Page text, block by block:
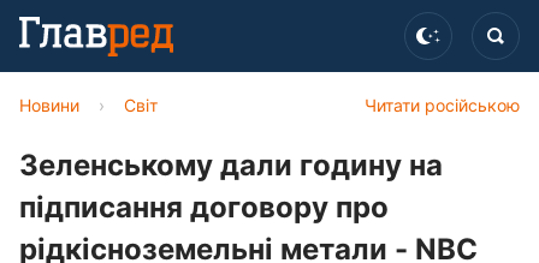
Читати російською
Новини › Світ
Зеленському дали годину на
підписання договору про
рідкісноземельні метали - NBC